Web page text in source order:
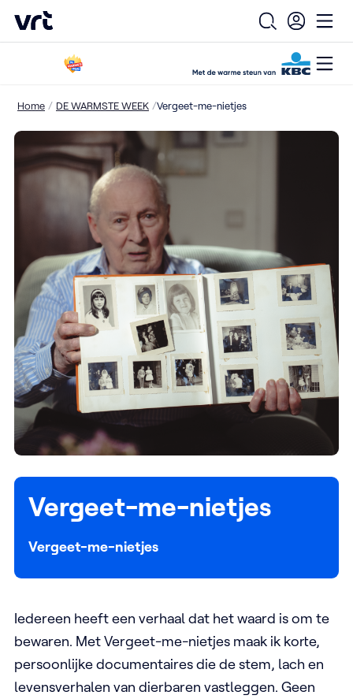
VRT (home)
Open
Home / DE WARMSTE WEEK /Vergeet-me-nietjes
Vergeet-me-nietjes
Vergeet-me-nietjes
Iedereen heeft een verhaal dat het waard is om te
bewaren. Met Vergeet-me-nietjes maak ik korte,
persoonlijke documentaires die de stem, lach en
levensverhalen van dierbaren vastleggen. Geen